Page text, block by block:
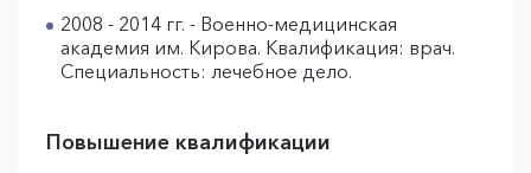
2008 - 2014 гг. - Военно-медицинская
академия им. Кирова. Квалификация: врач.
Специальность: лечебное дело.
Повышение квалификации